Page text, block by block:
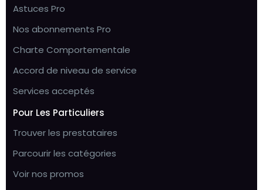
Astuces Pro
Nos abonnements Pro
Charte Comportementale
Accord de niveau de service
Services acceptés
Pour Les Particuliers
Trouver les prestataires
Parcourir les catégories
Voir nos promos